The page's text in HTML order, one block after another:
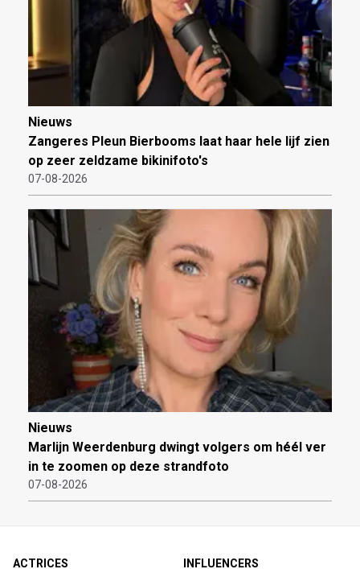
Nieuws
Zangeres Pleun Bierbooms laat haar hele lijf zien
op zeer zeldzame bikinifoto's
07-08-2026
Nieuws
Marlijn Weerdenburg dwingt volgers om héél ver
in te zoomen op deze strandfoto
07-08-2026
ACTRICES
INFLUENCERS